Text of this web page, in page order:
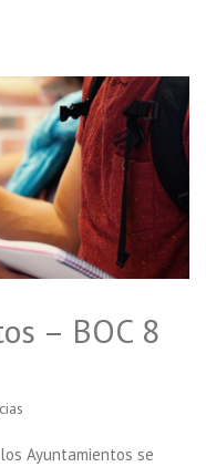
– BOC 8
Ayuntamientos se